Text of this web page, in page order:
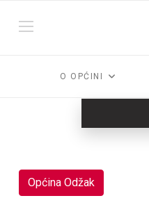
O OPĆINI
Općina Odžak